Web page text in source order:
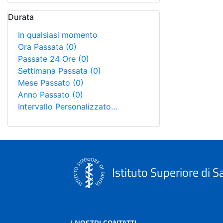
Durata
In qualsiasi momento
Ora Passata (0)
Passate 24 Ore (0)
Settimana Passata (0)
Mese Passato (0)
Anno Passato (0)
Intervallo Personalizzato…
Istituto Superiore di